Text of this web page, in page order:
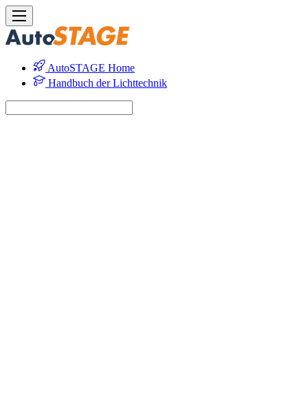
AutoSTAGE Home
Handbuch der Lichttechnik